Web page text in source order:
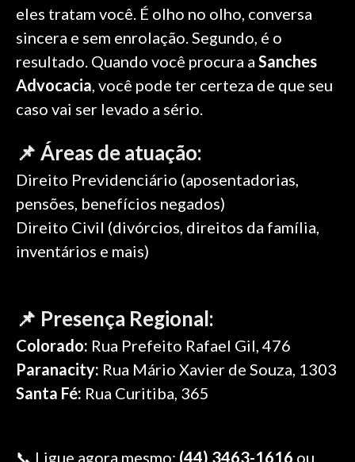
eles tratam você. É olho no olho, conversa
sincera e sem enrolação. Segundo, é o
resultado. Quando você procura a Sanches
Advocacia, você pode ter certeza de que seu
caso vai ser levado a sério.
📌 Áreas de atuação:
Direito Previdenciário (aposentadorias,
pensões, benefícios negados)
Direito Civil (divórcios, direitos da família,
inventários e mais)
📌 Presença Regional:
Colorado: Rua Prefeito Rafael Gil, 476
Paranacity: Rua Mário Xavier de Souza, 1303
Santa Fé: Rua Curitiba, 365
📞 Ligue agora mesmo: (44) 3463-1616 ou